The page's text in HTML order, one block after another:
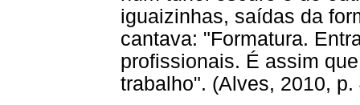
iguaizinhas, saídas da
cantava: "Formatura.
profissionais. É assim
trabalho". (Alves, 2010, p.